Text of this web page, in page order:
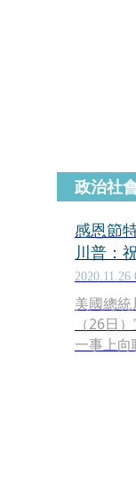
於「死
政治社
感恩節
川普：
2020.11.26
美國總
（26日
一事上向